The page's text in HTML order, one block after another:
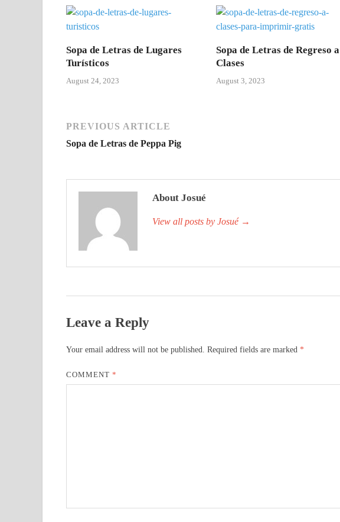
Sopa de Letras de Lugares
Turísticos
August 24, 2023
Sopa de Letras de Regreso a
Clases
August 3, 2023
PREVIOUS ARTICLE
Sopa de Letras de Peppa Pig
About Josué
View all posts by Josué →
Leave a Reply
Your email address will not be published. Required fields are marked *
COMMENT*